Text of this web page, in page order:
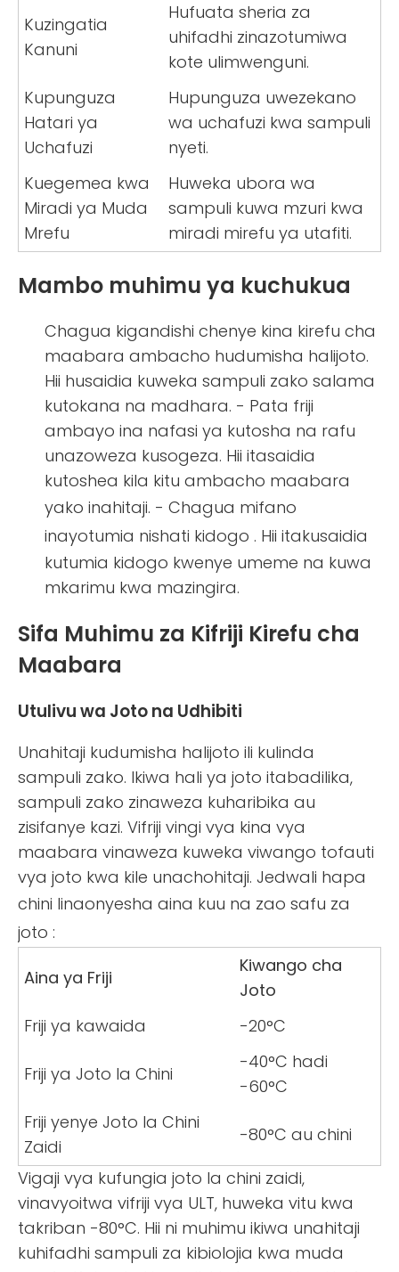
Kuzingatia
Kanuni
Hufuata sheria za
uhifadhi zinazotumiwa
kote ulimwenguni.
Kupunguza
Hatari ya
Uchafuzi
Hupunguza uwezekano
wa uchafuzi kwa sampuli
nyeti.
Kuegemea kwa
Miradi ya Muda
Mrefu
Huweka ubora wa
sampuli kuwa mzuri kwa
miradi mirefu ya utafiti.
Mambo muhimu ya kuchukua
Chagua kigandishi chenye kina kirefu cha
maabara ambacho hudumisha halijoto.
Hii husaidia kuweka sampuli zako salama
kutokana na madhara. - Pata friji
ambayo ina nafasi ya kutosha na rafu
unazoweza kusogeza. Hii itasaidia
kutoshea kila kitu ambacho maabara
yako inahitaji. - Chagua mifano
inayotumia nishati kidogo . Hii itakusaidia
kutumia kidogo kwenye umeme na kuwa
mkarimu kwa mazingira.
Sifa Muhimu za Kifriji Kirefu cha
Maabara
Utulivu wa Joto na Udhibiti
Unahitaji kudumisha halijoto ili kulinda
sampuli zako. Ikiwa hali ya joto itabadilika,
sampuli zako zinaweza kuharibika au
zisifanye kazi. Vifriji vingi vya kina vya
maabara vinaweza kuweka viwango tofauti
vya joto kwa kile unachohitaji. Jedwali hapa
chini linaonyesha aina kuu na zao safu za
joto :
Aina ya Friji
Kiwango cha
Joto
Friji ya kawaida
-20°C
Friji ya Joto la Chini
-40°C hadi
-60°C
Friji yenye Joto la Chini
Zaidi
-80°C au chini
Vigaji vya kufungia joto la chini zaidi,
vinavyoitwa vifriji vya ULT, huweka vitu kwa
takriban -80°C. Hii ni muhimu ikiwa unahitaji
kuhifadhi sampuli za kibiolojia kwa muda